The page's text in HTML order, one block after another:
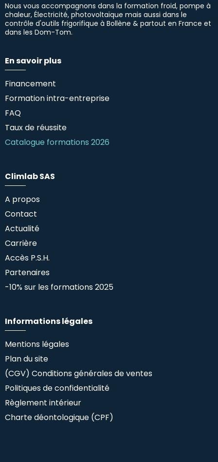
Nous vous accompagnons dans la formation froid, pompe à
chaleur, Électricité, photovoltaïque mais aussi dans le
contrôle d'outils frigorifique à Bollène & partout en France et
dans les Dom-Tom.
En savoir plus
Financement
Formation intra-entreprise
FAQ
Taux de réussite
Catalogue formations 2026
Climlab SAS
A propos
Contact
Actualité
Carrière
Accès P.S.H.
Partenaires
-10% sur les formations 2025
Informations légales
Mentions légales
Plan du site
(CGV) Conditions générales de ventes
Politiques de confidentialité
Règlement intérieur
Charte déontologique (CPF)